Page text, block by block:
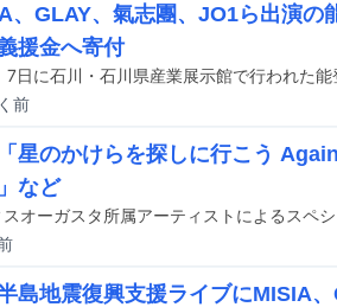
、GLAY、氣志團、JO1ら出演
援金へ寄付
前
星のかけらを探しに行こう
など
島地震復興支援ライブにMISIA